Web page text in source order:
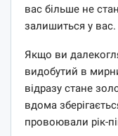
вас більше не
залишиться у вас.
Якщо ви
видобутий в
відразу стане
вдома
провоювали рік-